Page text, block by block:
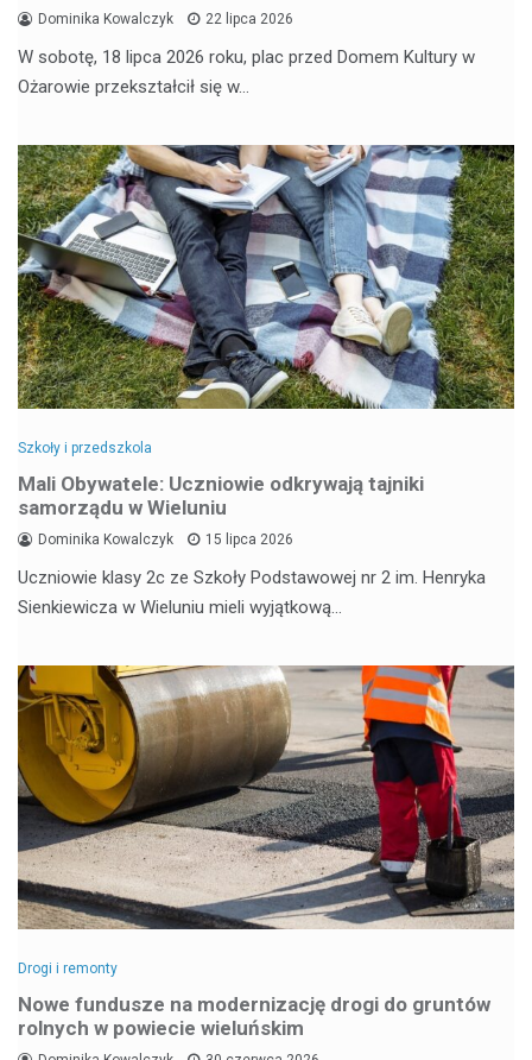
Dominika Kowalczyk 22 lipca 2026
W sobotę, 18 lipca 2026 roku, plac przed Domem Kultury w
Ożarowie przekształcił się w…
Szkoły i przedszkola
Mali Obywatele: Uczniowie odkrywają tajniki
samorządu w Wieluniu
Dominika Kowalczyk 15 lipca 2026
Uczniowie klasy 2c ze Szkoły Podstawowej nr 2 im. Henryka
Sienkiewicza w Wieluniu mieli wyjątkową…
Drogi i remonty
Nowe fundusze na modernizację drogi do gruntów
rolnych w powiecie wieluńskim